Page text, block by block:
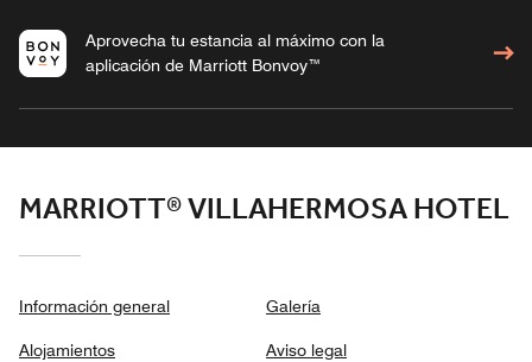
Aprovecha tu estancia al máximo con la
aplicación de Marriott Bonvoy™
MARRIOTT® VILLAHERMOSA HOTEL
Información general
Alojamientos
Galería
Aviso legal